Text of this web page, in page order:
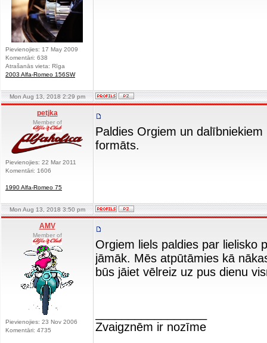
Pievienojies: 17 May 2009
Komentāri: 638
Atrašanās vieta: Rīga
2003 Alfa-Romeo 156SW
Mon Aug 13, 2018 2:29 pm
petjka
Member of
Pievienojies: 22 Mar 2011
Komentāri: 1606
1990 Alfa-Romeo 75
Paldies Orgiem un
formāts.
Mon Aug 13, 2018 3:50 pm
AMV
Member of
Pievienojies: 23 Nov 2006
Komentāri: 4735
Orgiem liels paldies par lielisko
jāmāk. Mēs atpūtāmies kā
būs jāiet vēlreiz uz pus dienu
Zvaigznēm ir nozīme